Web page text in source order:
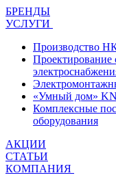
БРЕНДЫ
УСЛУГИ
Производство
Проектирование
«Умный дом»
Комплексные
оборудования
АКЦИИ
СТАТЬИ
КОМПАНИЯ